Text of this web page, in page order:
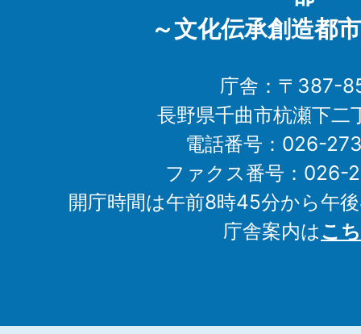
～文化伝承創造都
庁舎：〒387-
長野県千曲市杭瀬下二
電話番号：026-
ファクス番号：026-
開庁時間は午前8時45分から午
庁舎案内はこ